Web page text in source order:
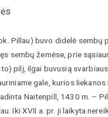
Pillau) buvo didelė sembų
sembų žemėse, prie
pilį, ilgai buvusią
gale, kurios liekanos
Naitenpill, 1430 m. –
Iki XVII a. pr. ji laikyta